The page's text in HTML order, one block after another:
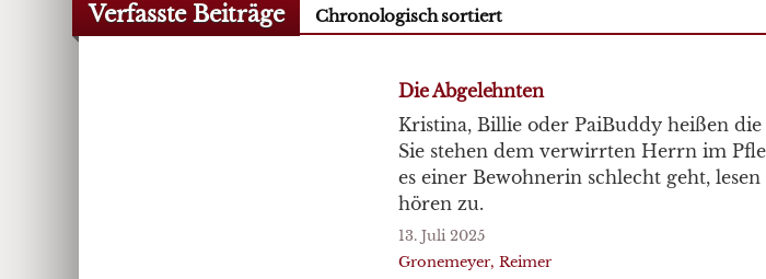
Verfasste Beiträge Chronologisch sortiert
Die Abgelehnten
Kristina, Billie oder PaiBuddy heißen
Sie stehen dem verwirrten Herrn im
es einer Bewohnerin schlecht geht,
hören zu.
13. Juli 2025
Gronemeyer, Reimer